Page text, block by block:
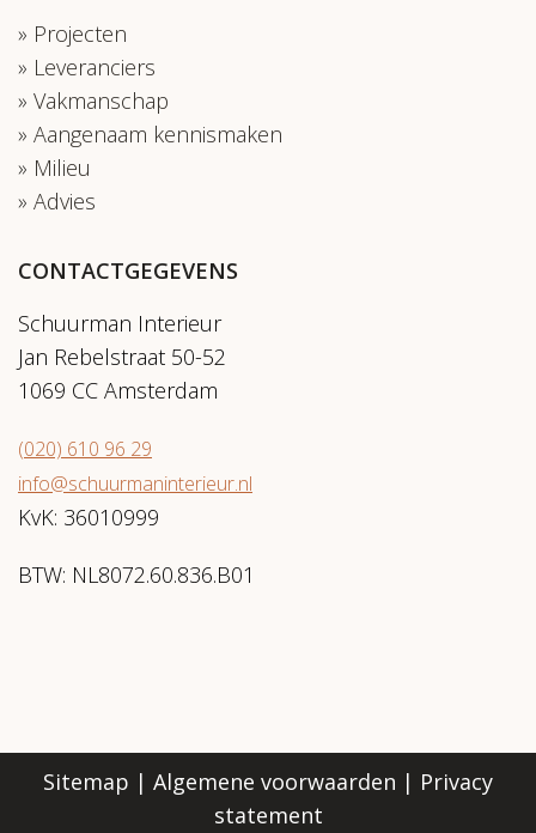
Projecten
Leveranciers
Vakmanschap
Aangenaam kennismaken
Milieu
Advies
CONTACTGEGEVENS
Schuurman Interieur
Jan Rebelstraat 50-52
1069 CC Amsterdam
(020) 610 96 29
info@schuurmaninterieur.nl
KvK: 36010999
BTW: NL8072.60.836.B01
Sitemap | Algemene voorwaarden | Privacy
statement